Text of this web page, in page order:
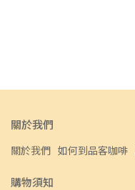
關於我們
關於我們 如何到品客咖啡
購物須知